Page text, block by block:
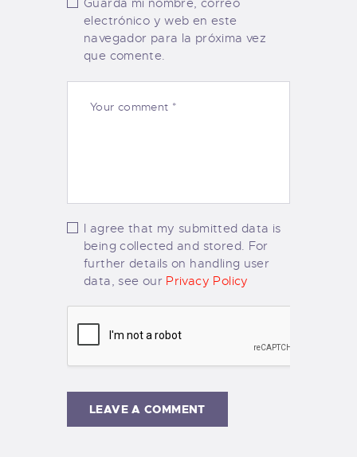
Guarda mi nombre, correo
electrónico y web en este
navegador para la próxima vez
que comente.
I agree that my submitted data is
being collected and stored. For
further details on handling user
data, see our Privacy Policy